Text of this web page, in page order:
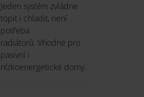
Jeden systém zvládne
topit i chladit, není
potřeba
radiátorů. Vhodné pro
pasivní i
nízkoenergetické domy.